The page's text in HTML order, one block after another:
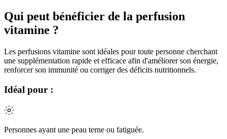
Qui peut bénéficier de la perfusion
vitamine ?
Les perfusions vitamine sont idéales pour toute personne cherchant
une supplémentation rapide et efficace afin d'améliorer son énergie,
renforcer son immunité ou corriger des déficits nutritionnels.
Idéal pour :
Personnes ayant une peau terne ou fatiguée.